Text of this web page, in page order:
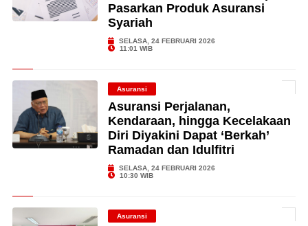
Pasarkan Produk Asuransi
Syariah
SELASA, 24 FEBRUARI 2026
11:01 WIB
Asuransi
Asuransi Perjalanan,
Kendaraan, hingga Kecelakaan
Diri Diyakini Dapat ‘Berkah’
Ramadan dan Idulfitri
SELASA, 24 FEBRUARI 2026
10:30 WIB
Asuransi